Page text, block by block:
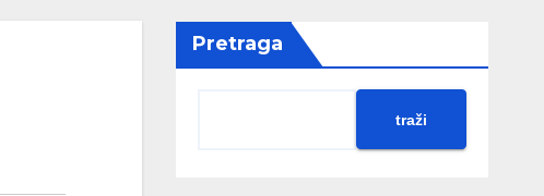
Pretraga
traži